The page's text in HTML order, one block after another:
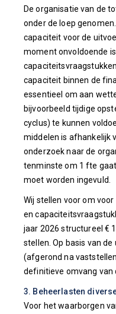
De organisatie van de
onder de loep
capaciteit voor de
moment onvoldoende
capaciteit binnen de
essentieel om aan
bijvoorbeeld tijdige
cyclus) te kunnen
middelen is afhankelijk
onderzoek naar de
tenminste om 1 fte
moet worden ingevuld.
Wij stellen voor om
en
jaar 2026 structureel €
stellen. Op basis van
(afgerond na
definitieve omvang van
3. Beheerlasten
Voor het waarborgen